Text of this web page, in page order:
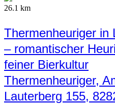
26.1 km
Thermenheuriger in
– romantischer
feiner Bierkultur
Thermenheuriger,
Lauterberg 155,